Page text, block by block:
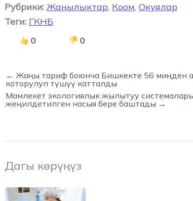
Рубрики: Жаңылыктар, Коом, Окуялар
Теги: ГКНБ
0 0
← Жаңы тариф боюнча Бишкекте 56 миңден
которулуп түшүү катталды
Мамлекет экологиялык жылытуу
жеңилдетилген насыя бере баштады →
Дагы көрүңүз